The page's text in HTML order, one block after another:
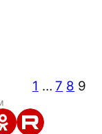
1 … 7 8 9